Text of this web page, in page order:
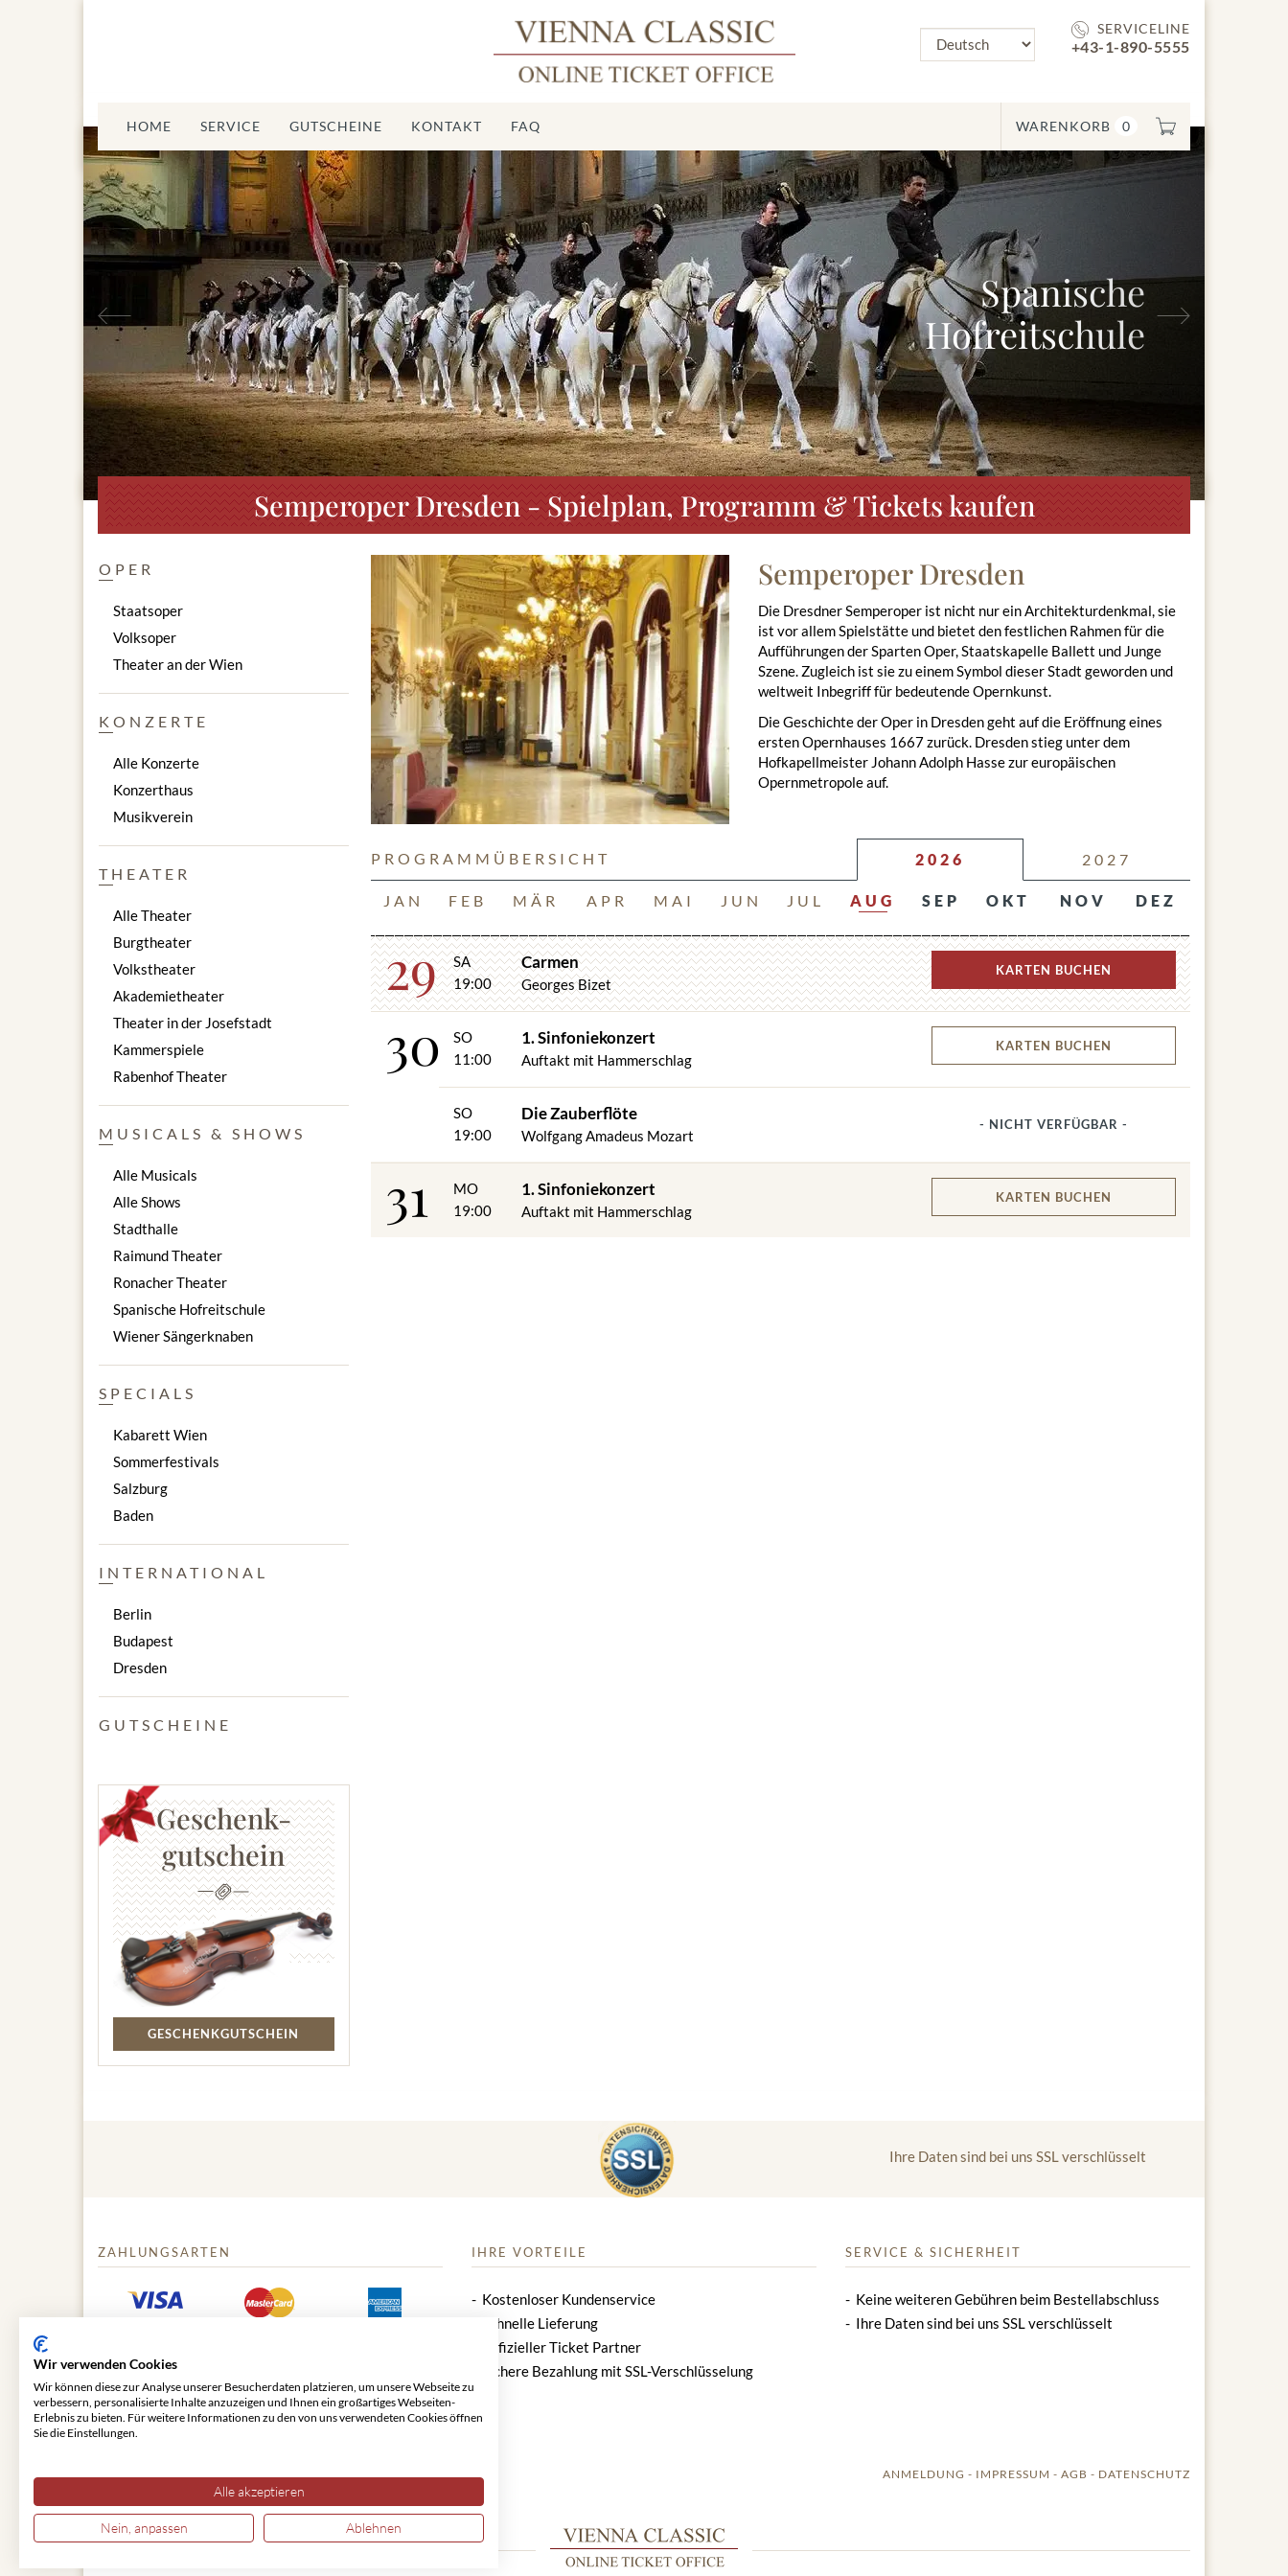
SERVICELINE
+43-1-890-5555
WARENKORB 0
HOME SERVICE GUTSCHEINE KONTAKT FAQ
Spanische
Hofreitschule
Vorheriges
Semperoper Dresden - Spielplan, Programm & Tickets kaufen
Semperoper Dresden
Die Dresdner Semperoper ist nicht nur ein Architekturdenkmal, sie
ist vor allem Spielstätte und bietet den festlichen Rahmen für die
Aufführungen der Sparten Oper, Staatskapelle Ballett und Junge
Szene. Zugleich ist sie zu einem Symbol dieser Stadt geworden und
weltweit Inbegriff für bedeutende Opernkunst.
Die Geschichte der Oper in Dresden geht auf die Eröffnung eines
ersten Opernhauses 1667 zurück. Dresden stieg unter dem
Hofkapellmeister Johann Adolph Hasse zur europäischen
Opernmetropole auf.
PROGRAMMÜBERSICHT 2027
2026
JAN FEB MÄR APR MAI JUN JUL AUG SEP OKT NOV DEZ
29
SA
19:00
Carmen
Georges Bizet
KARTEN BUCHEN
30
SO
11:00
1. Sinfoniekonzert
Auftakt mit Hammerschlag
KARTEN BUCHEN
SO
19:00
Die Zauberflöte
Wolfgang Amadeus Mozart
- NICHT VERFÜGBAR -
31
MO
19:00
1. Sinfoniekonzert
Auftakt mit Hammerschlag
KARTEN BUCHEN
OPER
Staatsoper
Volksoper
Theater an der Wien
KONZERTE
Alle Konzerte
Konzerthaus
Musikverein
THEATER
Alle Theater
Burgtheater
Volkstheater
Akademietheater
Theater in der Josefstadt
Kammerspiele
Rabenhof Theater
MUSICALS & SHOWS
Alle Musicals
Alle Shows
Stadthalle
Raimund Theater
Ronacher Theater
Spanische Hofreitschule
Wiener Sängerknaben
SPECIALS
Kabarett Wien
Sommerfestivals
Salzburg
Baden
INTERNATIONAL
Berlin
Budapest
Dresden
GUTSCHEINE
Geschenk-
gutschein
GESCHENKGUTSCHEIN
Ihre Daten sind bei uns SSL verschlüsselt
ZAHLUNGSARTEN IHRE VORTEILE
Kostenloser Kundenservice
Schnelle Lieferung
Offizieller Ticket Partner
Sichere Bezahlung mit SSL-Verschlüsselung
SERVICE & SICHERHEIT
Keine weiteren Gebühren beim Bestellabschluss
Ihre Daten sind bei uns SSL verschlüsselt
ANMELDUNG IMPRESSUM AGB DATENSCHUTZ
Wir verwenden Cookies
Wir können diese zur Analyse unserer Besucherdaten platzieren, um unsere Webseite zu
verbessern, personalisierte Inhalte anzuzeigen und Ihnen ein großartiges Webseiten-
Erlebnis zu bieten. Für weitere Informationen zu den von uns verwendeten Cookies öffnen
Sie die Einstellungen.
Alle akzeptieren
Nein, anpassen Ablehnen